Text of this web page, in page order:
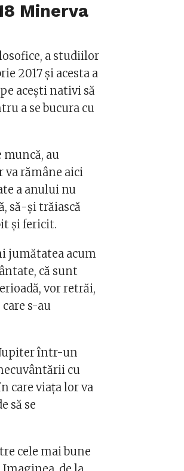
Minerva
a studiilor
2017 și acesta a
aceşti nativi să
a se bucura cu
au
va rămâne aici
a anului nu
să-şi trăiască
şi fericit.
jumătatea acum
că sunt
vor retrăi,
s-au
Jupiter într-un
cu
care viaţa lor va
să se
cele mai bune